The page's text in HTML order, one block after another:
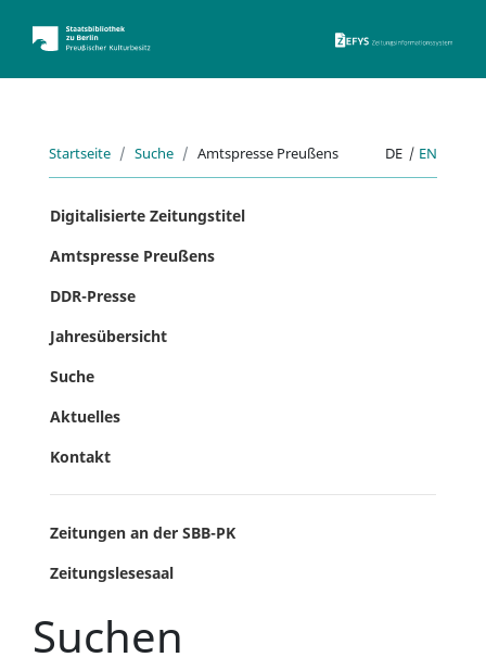
Startseite Suche Amtspresse Preußens DE | EN
Digitalisierte Zeitungstitel
Amtspresse Preußens
DDR-Presse
Jahresübersicht
Suche
Aktuelles
Kontakt
Zeitungen an der SBB-PK
Zeitungslesesaal
Suchen